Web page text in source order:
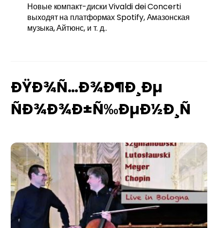
Новые компакт-диски Vivaldi dei Concerti
выходят на платформах Spotify, Амазонская
музыка, Айтюнс, и т. д..
ÐŸÐ¾Ñ…Ð¾Ð¶Ð¸Ðµ
ÑÐ¾Ð¾Ð±Ñ‰ÐµÐ½Ð¸Ñ